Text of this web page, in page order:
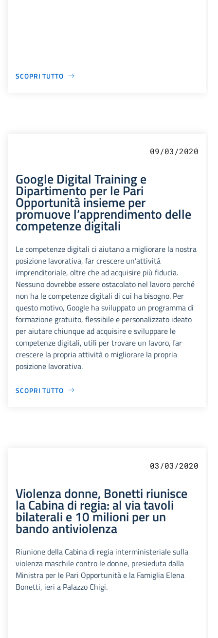
SCOPRI TUTTO
09/03/2020
Google Digital Training e
Dipartimento per le Pari
Opportunità insieme per
promuove l’apprendimento delle
competenze digitali
Le competenze digitali ci aiutano a migliorare la nostra
posizione lavorativa, far crescere un’attività
imprenditoriale, oltre che ad acquisire più fiducia.
Nessuno dovrebbe essere ostacolato nel lavoro perché
non ha le competenze digitali di cui ha bisogno. Per
questo motivo, Google ha sviluppato un programma di
formazione gratuito, flessibile e personalizzato ideato
per aiutare chiunque ad acquisire e sviluppare le
competenze digitali, utili per trovare un lavoro, far
crescere la propria attività o migliorare la propria
posizione lavorativa.
SCOPRI TUTTO
03/03/2020
Violenza donne, Bonetti riunisce
la Cabina di regia: al via tavoli
bilaterali e 10 milioni per un
bando antiviolenza
Riunione della Cabina di regia interministeriale sulla
violenza maschile contro le donne, presieduta dalla
Ministra per le Pari Opportunità e la Famiglia Elena
Bonetti, ieri a Palazzo Chigi.